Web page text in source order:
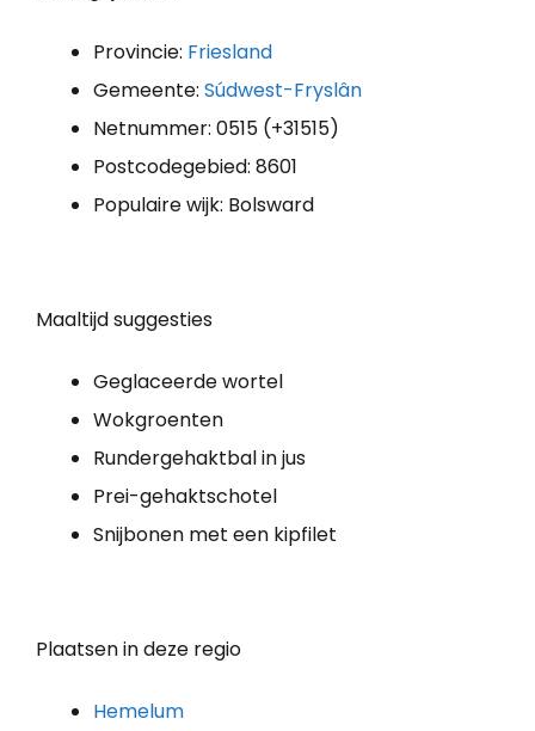
Provincie: Friesland
Gemeente: Súdwest-Fryslân
Netnummer: 0515 (+31515)
Postcodegebied: 8601
Populaire wijk: Bolsward
Maaltijd suggesties
Geglaceerde wortel
Wokgroenten
Rundergehaktbal in jus
Prei-gehaktschotel
Snijbonen met een kipfilet
Plaatsen in deze regio
Hemelum